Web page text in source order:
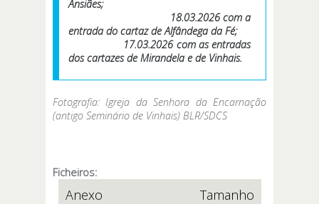
Ansiães;
18.03.2026 com a
entrada do cartaz de Alfândega da Fé;
17.03.2026 com as entradas
dos cartazes de Mirandela e de Vinhais.
Fotografia: Igreja da Senhora da Encarnação
(antigo Seminário de Vinhais) BLR/SDCS
Ficheiros:
Anexo Tamanho